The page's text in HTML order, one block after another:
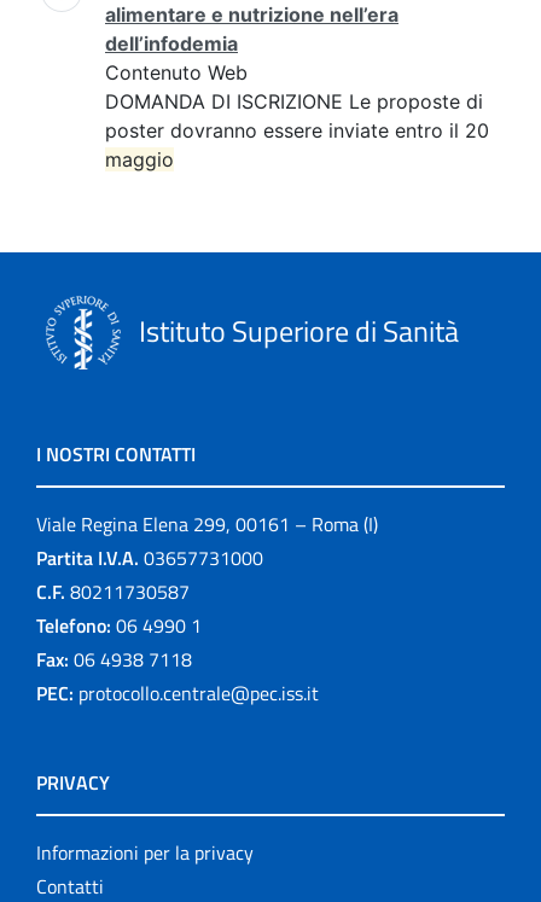
alimentare e nutrizione nell’era
dell’infodemia
Contenuto Web
DOMANDA DI ISCRIZIONE Le proposte di
poster dovranno essere inviate entro il 20
maggio
Istituto Superiore di Sanità
I NOSTRI CONTATTI
Viale Regina Elena 299, 00161 – Roma (I)
Partita I.V.A. 03657731000
C.F. 80211730587
Telefono: 06 4990 1
Fax: 06 4938 7118
PEC: protocollo.centrale@pec.iss.it
PRIVACY
Informazioni per la privacy
Contatti